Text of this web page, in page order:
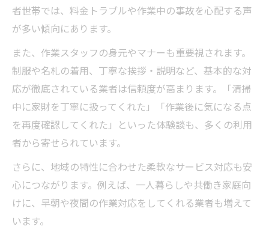
者世帯では、料金トラブルや作業中の事故を心配する声
が多い傾向にあります。
また、作業スタッフの身元やマナーも重要視されます。
制服や名札の着用、丁寧な挨拶・説明など、基本的な対
応が徹底されている業者は信頼度が高まります。「清掃
中に家財を丁寧に扱ってくれた」「作業後に気になる点
を再度確認してくれた」といった体験談も、多くの利用
者から寄せられています。
さらに、地域の特性に合わせた柔軟なサービス対応も安
心につながります。例えば、一人暮らしや共働き家庭向
けに、早朝や夜間の作業対応をしてくれる業者も増えて
います。